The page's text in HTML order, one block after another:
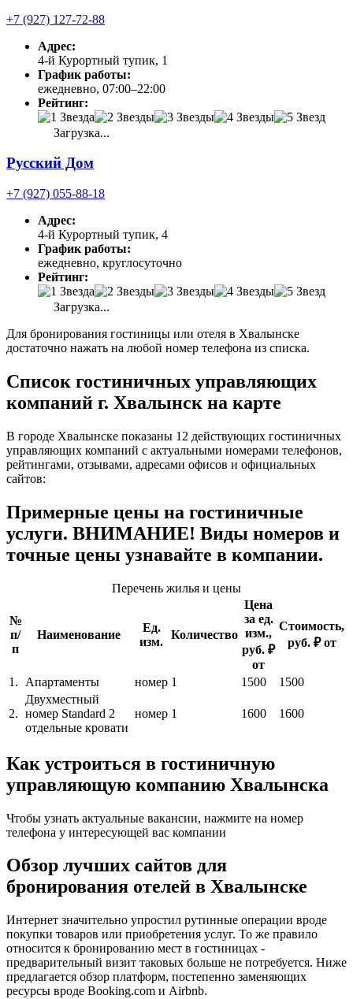
+7 (927) 127-72-88
Адрес:
4-й Курортный тупик, 1
График работы:
ежедневно, 07:00–22:00
Рейтинг:
Загрузка...
Русский Дом
+7 (927) 055-88-18
Адрес:
4-й Курортный тупик, 4
График работы:
ежедневно, круглосуточно
Рейтинг:
Загрузка...
Для бронирования гостиницы или отеля в Хвалынске
достаточно нажать на любой номер телефона из списка.
Список гостиничных управляющих
компаний г. Хвалынск на карте
В городе Хвалынске показаны 12 действующих гостиничных
управляющих компаний с актуальными номерами телефонов,
рейтингами, отзывами, адресами офисов и официальных
сайтов:
Примерные цены на гостиничные
услуги. ВНИМАНИЕ! Виды номеров и
точные цены узнавайте в компании.
Перечень жилья и цены
№
п/
п
Наименование
Ед.
изм.
Количество
Цена
за ед.
изм.,
руб. ₽
от
Стоимость,
руб. ₽ от
1. Апартаменты номер 1 1500 1500
2.
Двухместный
номер Standard 2
отдельные кровати
номер 1 1600 1600
Как устроиться в гостиничную
управляющую компанию Хвалынска
Чтобы узнать актуальные вакансии, нажмите на номер
телефона у интересующей вас компании
Обзор лучших сайтов для
бронирования отелей в Хвалынске
Интернет значительно упростил рутинные операции вроде
покупки товаров или приобретения услуг. То же правило
относится к бронированию мест в гостиницах -
предварительный визит таковых больше не потребуется. Ниже
предлагается обзор платформ, постепенно заменяющих
ресурсы вроде Booking.com и Airbnb.